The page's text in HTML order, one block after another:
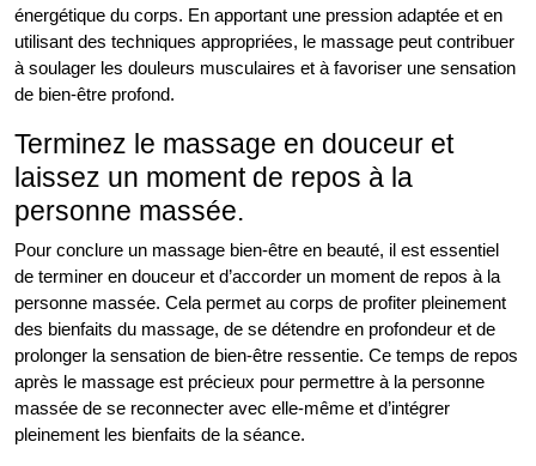
énergétique du corps. En apportant une pression adaptée et en
utilisant des techniques appropriées, le massage peut contribuer
à soulager les douleurs musculaires et à favoriser une sensation
de bien-être profond.
Terminez le massage en douceur et
laissez un moment de repos à la
personne massée.
Pour conclure un massage bien-être en beauté, il est essentiel
de terminer en douceur et d’accorder un moment de repos à la
personne massée. Cela permet au corps de profiter pleinement
des bienfaits du massage, de se détendre en profondeur et de
prolonger la sensation de bien-être ressentie. Ce temps de repos
après le massage est précieux pour permettre à la personne
massée de se reconnecter avec elle-même et d’intégrer
pleinement les bienfaits de la séance.